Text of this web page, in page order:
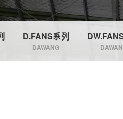
D.FANS系列
DAWANG